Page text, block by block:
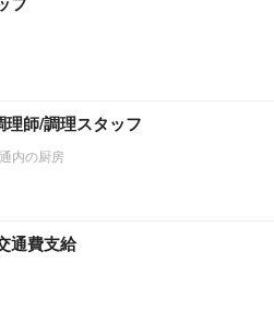
師/調理スタッフ
内の厨房
通費支給